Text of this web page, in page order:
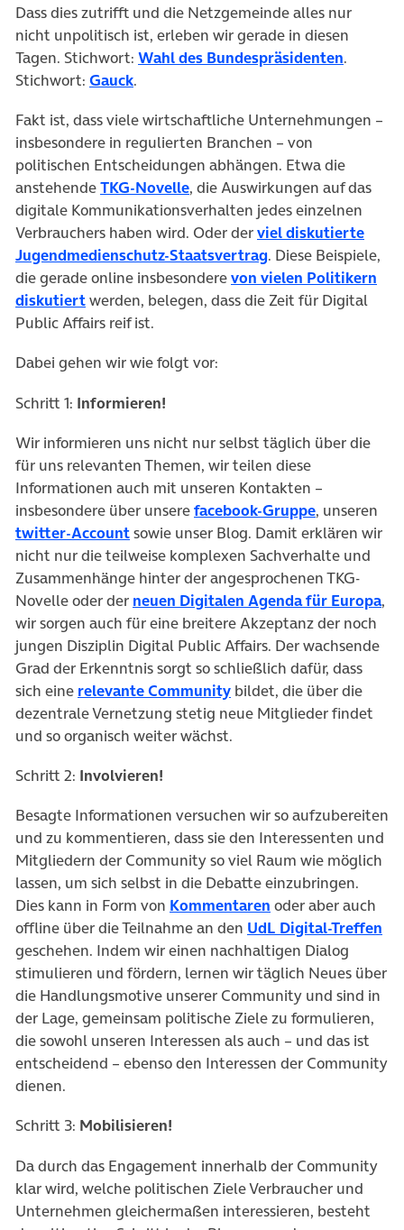
Dass dies zutrifft und die Netzgemeinde alles nur
nicht unpolitisch ist, erleben wir gerade in diesen
Tagen. Stichwort: Wahl des Bundespräsidenten(öffnet
.
Stichwort: Gauck(öffnet in neuem Tab)
.
Fakt ist, dass viele wirtschaftliche Unternehmungen –
insbesondere in regulierten Branchen – von
politischen Entscheidungen abhängen. Etwa die
anstehendeTKG-Novelle(öffnet in neuem Tab)
, die Auswirkungen auf das
digitale Kommunikationsverhalten jedes einzelnen
Verbrauchers haben wird. Oder derviel diskutierte
Jugendmedienschutz-Staatsvertrag(öffnet in neuem
. Diese Beispiele,
die gerade online insbesonderevon vielen Politikern
diskutiert(öffnet in neuem Tab)
werden, belegen, dass die Zeit für Digital
Public Affairs reif ist.
Dabei gehen wir wie folgt vor:
Schritt 1: Informieren!
Wir informieren uns nicht nur selbst täglich über die
für uns relevanten Themen, wir teilen diese
Informationen auch mit unseren Kontakten –
insbesondere über unserefacebook-Gruppe(öffnet in
, unseren
twitter-Account(öffnet in neuem Tab)
sowie unser Blog. Damit erklären wir
nicht nur die teilweise komplexen Sachverhalte und
Zusammenhänge hinter der angesprochenen TKG-
Novelle oder der neuen Digitalen Agenda für Europa,
wir sorgen auch für eine breitere Akzeptanz der noch
jungen Disziplin Digital Public Affairs. Der wachsende
Grad der Erkenntnis sorgt so schließlich dafür, dass
sich eine relevante Community(öffnet in neuem Tab)
bildet, die über die
dezentrale Vernetzung stetig neue Mitglieder findet
und so organisch weiter wächst.
Schritt 2: Involvieren!
Besagte Informationen versuchen wir so aufzubereiten
und zu kommentieren, dass sie den Interessenten und
Mitgliedern der Community so viel Raum wie möglich
lassen, um sich selbst in die Debatte einzubringen.
Dies kann in Form von Kommentaren (öffnet in neuem
oder aber auch
offline über die Teilnahme an den UdL Digital-Treffen
geschehen. Indem wir einen nachhaltigen Dialog
stimulieren und fördern, lernen wir täglich Neues über
die Handlungsmotive unserer Community und sind in
der Lage, gemeinsam politische Ziele zu formulieren,
die sowohl unseren Interessen als auch – und das ist
entscheidend – ebenso den Interessen der Community
dienen.
Schritt 3: Mobilisieren!
Da durch das Engagement innerhalb der Community
klar wird, welche politischen Ziele Verbraucher und
Unternehmen gleichermaßen interessieren, besteht